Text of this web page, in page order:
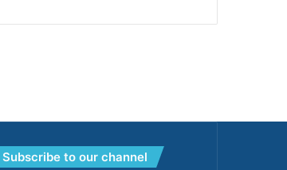
Subscribe to our channel